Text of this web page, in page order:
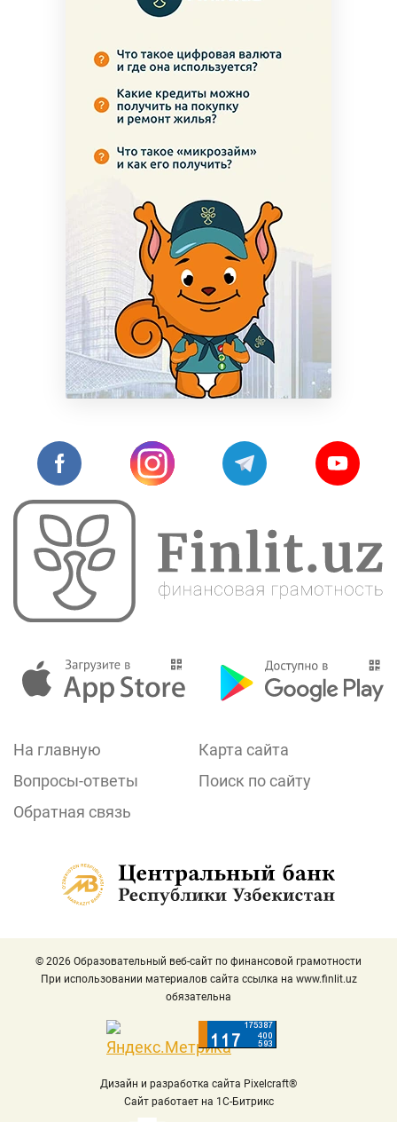
На главную
Карта сайта
Вопросы-ответы
Поиск по сайту
Обратная связь
© 2026 Образовательный веб-сайт по финансовой грамотности
При использовании материалов сайта ссылка на www.finlit.uz
обязательна
Дизайн и разработка сайта Pixelcraft®
Сайт работает на 1C-Битрикс